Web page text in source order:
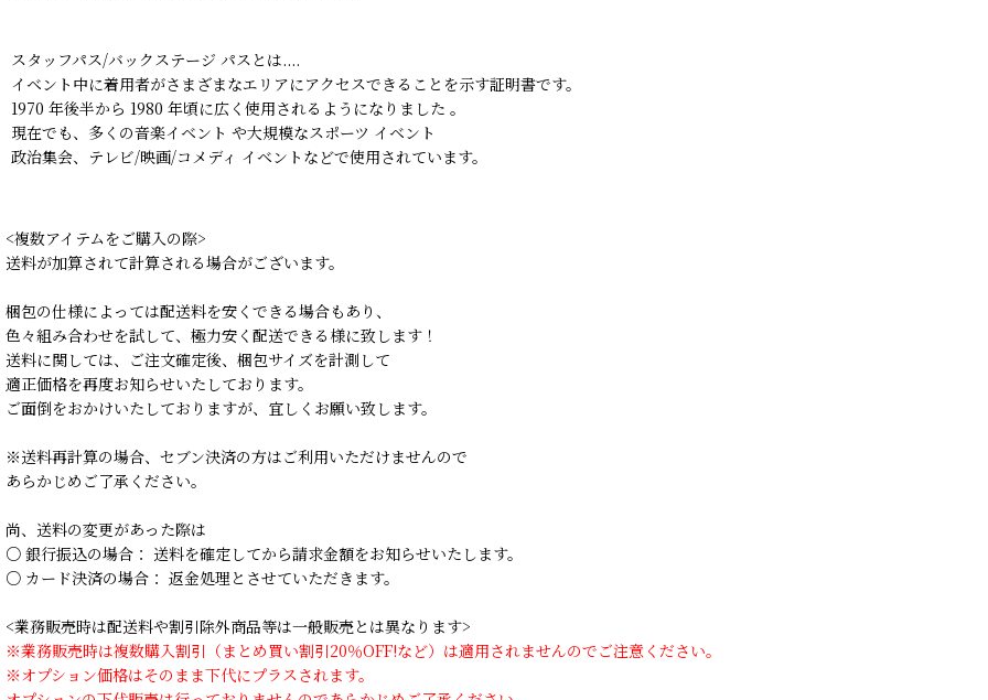
スタッフパス/バックステージ パスとは....
イベント中に着用者がさまざまなエリアにアクセスできることを示す証明書です。
1970 年後半から 1980 年頃に広く使用されるようになりました 。
現在でも、多くの音楽イベント や大規模なスポーツ イベント
政治集会、テレビ/映画/コメディ イベントなどで使用されています。
<複数アイテムをご購入の際>
送料が加算されて計算される場合がございます。
梱包の仕様によっては配送料を安くできる場合もあり、
色々組み合わせを試して、極力安く配送できる様に致します！
送料に関しては、ご注文確定後、梱包サイズを計測して
適正価格を再度お知らせいたしております。
ご面倒をおかけいたしておりますが、宜しくお願い致します。
※送料再計算の場合、セブン決済の方はご利用いただけませんので
あらかじめご了承ください。
尚、送料の変更があった際は
○ 銀行振込の場合： 送料を確定してから請求金額をお知らせいたします。
○ カード決済の場合： 返金処理とさせていただきます。
<業務販売時は配送料や割引除外商品等は一般販売とは異なります>
※業務販売時は複数購入割引（まとめ買い割引20％OFF!など）は適用されませんのでご注意ください。
※オプション価格はそのまま下代にプラスされます。